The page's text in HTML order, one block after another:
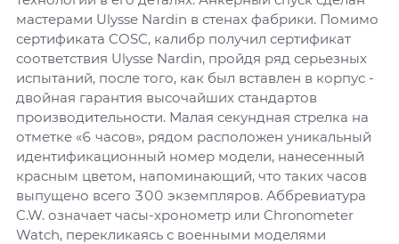
мастерами Ulysse Nardin в стенах фабрики. Помимо
сертификата COSC, калибр получил сертификат
соответствия Ulysse Nardin, пройдя ряд серьезных
испытаний, после того, как был вставлен в корпус -
двойная гарантия высочайших стандартов
производительности. Малая секундная стрелка на
отметке «6 часов», рядом расположен уникальный
идентификационный номер модели, нанесенный
красным цветом, напоминающий, что таких часов
выпущено всего 300 экземпляров. Аббревиатура
C.W. означает часы-хронометр или Chronometer
Watch, перекликаясь с военными моделями